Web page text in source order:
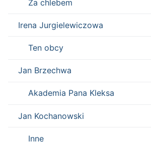
Za chlebem
Irena Jurgielewiczowa
Ten obcy
Jan Brzechwa
Akademia Pana Kleksa
Jan Kochanowski
Inne